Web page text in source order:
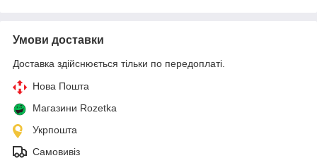
Умови доставки
Доставка здійснюється тільки по передоплаті.
Нова Пошта
Магазини Rozetka
Укрпошта
Самовивіз